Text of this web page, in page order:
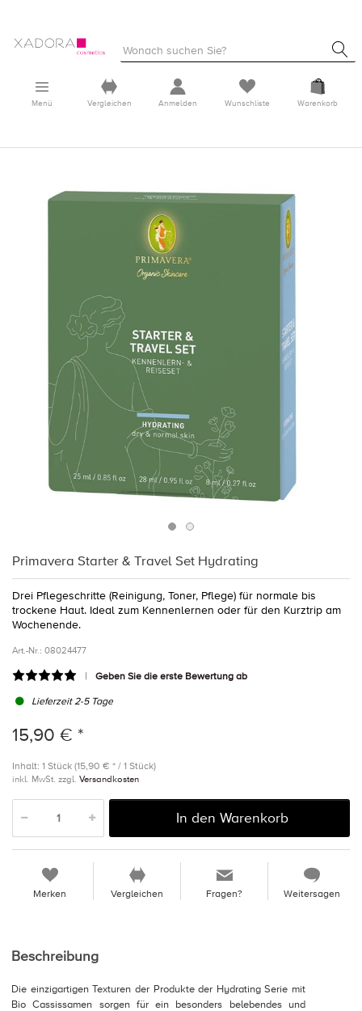
Menü Vergleichen Anmelden Wunschliste Warenkorb
Primavera Starter & Travel Set Hydrating
Drei Pflegeschritte (Reinigung, Toner, Pflege) für normale bis
trockene Haut. Ideal zum Kennenlernen oder für den Kurztrip am
Wochenende.
Art.-Nr.: 08024477
Geben Sie die erste Bewertung ab
Lieferzeit 2-5 Tage
15,90 € *
Inhalt: 1 Stück (15,90 € * / 1 Stück)
inkl. MwSt. zzgl. Versandkosten
In den Warenkorb
Merken Vergleichen Fragen? Weitersagen
Beschreibung
Die einzigartigen Texturen der Produkte der Hydrating Serie mit
Bio Cassissamen sorgen für ein besonders belebendes und